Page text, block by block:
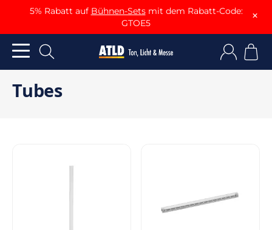
5% Rabatt auf Bühnen-Setsmit dem Rabatt-Code:
GTOE5
×
Tubes